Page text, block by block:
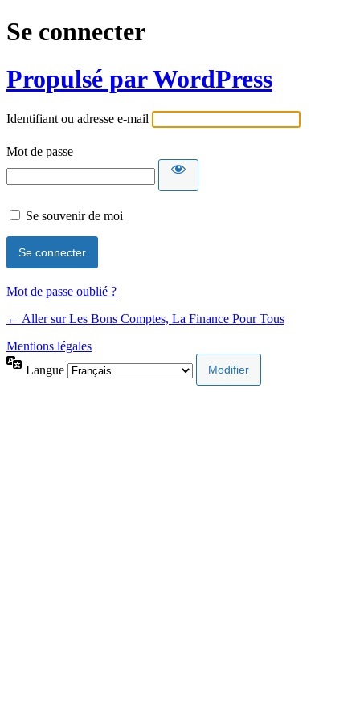
Se connecter
Propulsé par WordPress
Identifiant ou adresse e-mail
Mot de passe
Se souvenir de moi
Mot de passe oublié ?
← Aller sur Les Bons Comptes, La Finance Pour Tous
Mentions légales
Langue